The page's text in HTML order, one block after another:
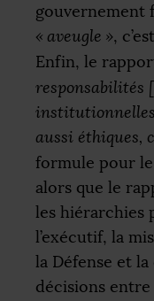
gouvernement
« aveugle »,
Enfin, le
responsabilités
aussi éthiques,
formule pour le
alors que le
les hiérarchies
l’exécutif, la
la Défense et
décisions entre